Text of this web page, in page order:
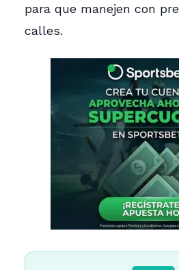
para que manejen con
calles.